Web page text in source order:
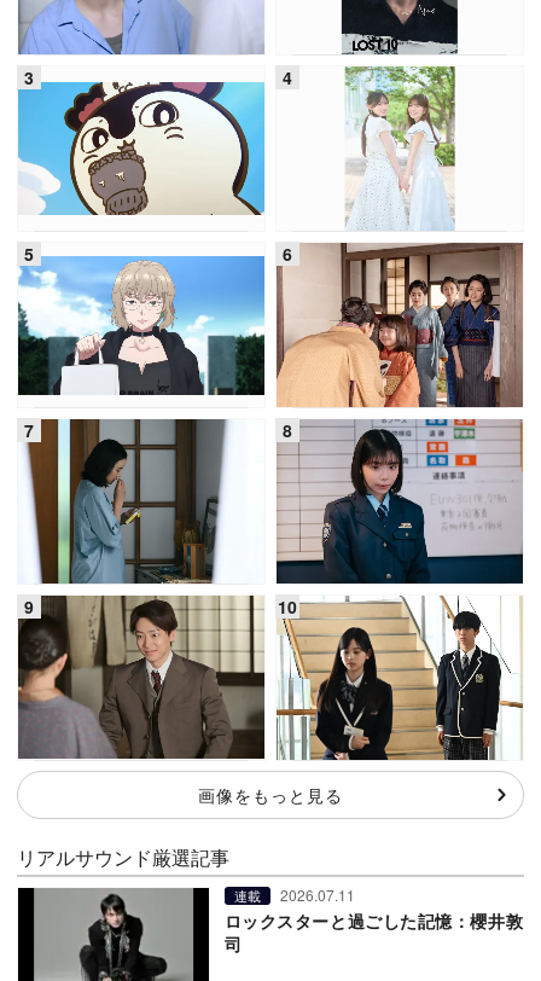
画像をもっと見る
リアルサウンド厳選記事
連載 2026.07.11
ロックスターと過ごした記憶：櫻井敦
司